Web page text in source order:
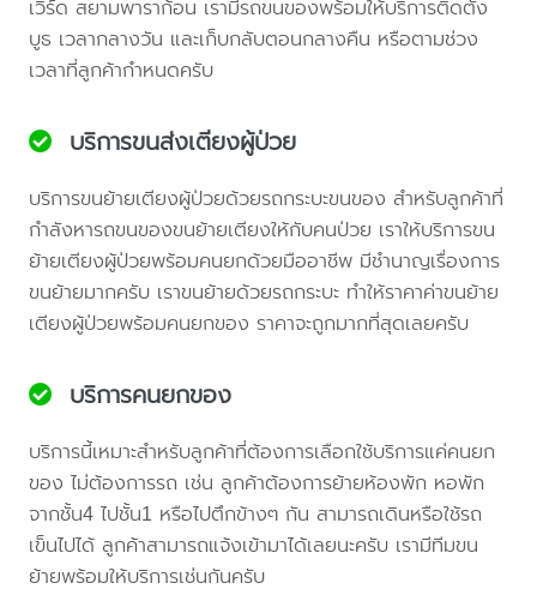
เวิร์ด สยามพาราก้อน เรามีรถขนของพร้อมให้บริการติดตั้ง
บูธ เวลากลางวัน และเก็บกลับตอนกลางคืน หรือตามช่วง
เวลาที่ลูกค้ากำหนดครับ
บริการขนส่งเตียงผู้ป่วย
บริการขนย้ายเตียงผู้ป่วยด้วยรถกระบะขนของ สำหรับลูกค้าที่
กำลังหารถขนของขนย้ายเตียงให้กับคนป่วย เราให้บริการขน
ย้ายเตียงผู้ป่วยพร้อมคนยกด้วยมืออาชีพ มีชำนาญเรื่องการ
ขนย้ายมากครับ เราขนย้ายด้วยรถกระบะ ทำให้ราคาค่าขนย้าย
เตียงผู้ป่วยพร้อมคนยกของ ราคาจะถูกมากที่สุดเลยครับ
บริการคนยกของ
บริการนี้เหมาะสำหรับลูกค้าที่ต้องการเลือกใช้บริการแค่คนยก
ของ ไม่ต้องการรถ เช่น ลูกค้าต้องการย้ายห้องพัก หอพัก
จากชั้น4 ไปชั้น1 หรือไปตึกข้างๆ กัน สามารถเดินหรือใช้รถ
เข็นไปได้ ลูกค้าสามารถแจ้งเข้ามาได้เลยนะครับ เรามีทีมขน
ย้ายพร้อมให้บริการเช่นกันครับ